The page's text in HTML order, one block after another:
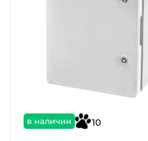
в наличии 10